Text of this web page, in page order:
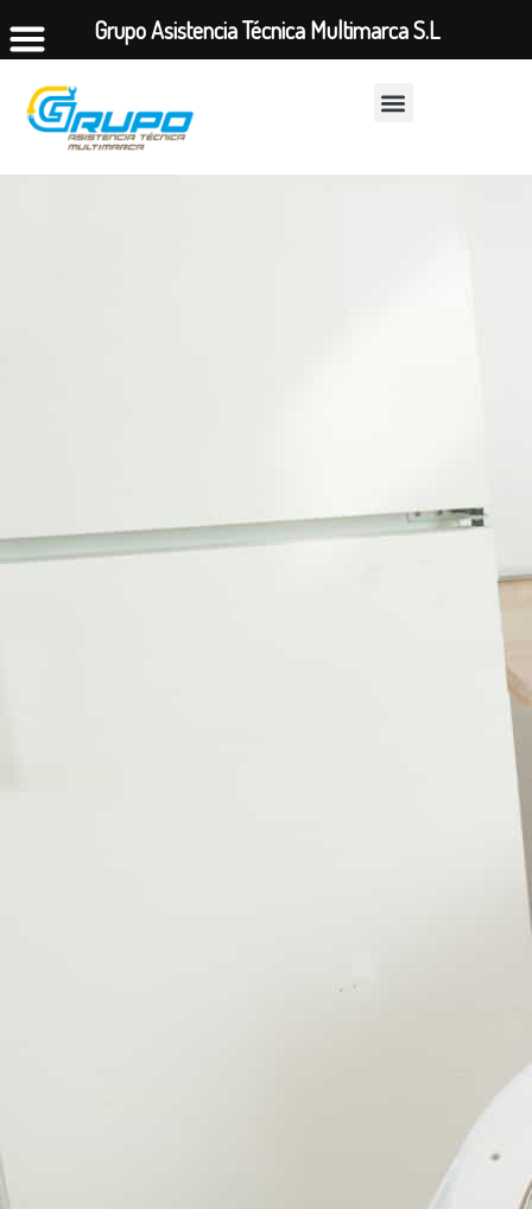
Grupo Asistencia Técnica Multimarca S.L